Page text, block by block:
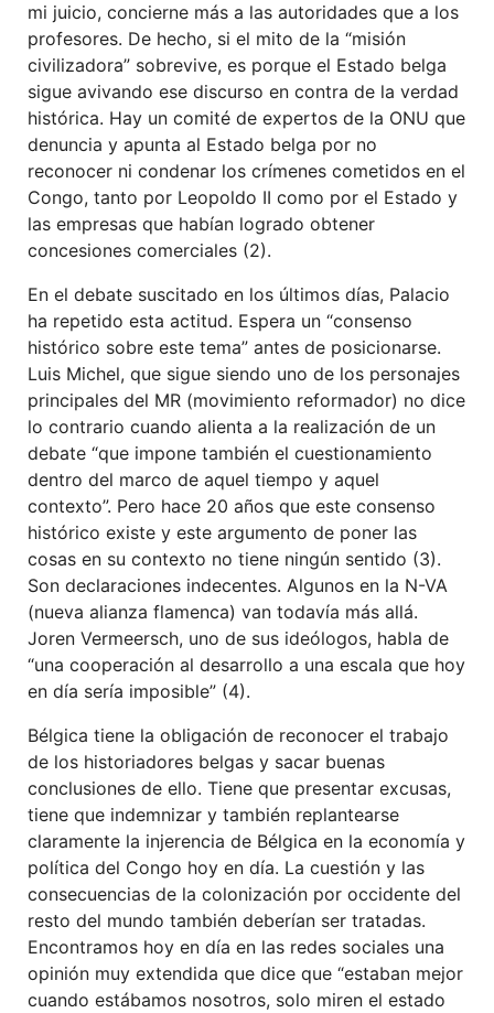
mi juicio, concierne más a las autoridades que a los
profesores. De hecho, si el mito de la “misión
civilizadora” sobrevive, es porque el Estado belga
sigue avivando ese discurso en contra de la verdad
histórica. Hay un comité de expertos de la ONU que
denuncia y apunta al Estado belga por no
reconocer ni condenar los crímenes cometidos en el
Congo, tanto por Leopoldo II como por el Estado y
las empresas que habían logrado obtener
concesiones comerciales (2).
En el debate suscitado en los últimos días, Palacio
ha repetido esta actitud. Espera un “consenso
histórico sobre este tema” antes de posicionarse.
Luis Michel, que sigue siendo uno de los personajes
principales del MR (movimiento reformador) no dice
lo contrario cuando alienta a la realización de un
debate “que impone también el cuestionamiento
dentro del marco de aquel tiempo y aquel
contexto”. Pero hace 20 años que este consenso
histórico existe y este argumento de poner las
cosas en su contexto no tiene ningún sentido (3).
Son declaraciones indecentes. Algunos en la N-VA
(nueva alianza flamenca) van todavía más allá.
Joren Vermeersch, uno de sus ideólogos, habla de
“una cooperación al desarrollo a una escala que hoy
en día sería imposible” (4).
Bélgica tiene la obligación de reconocer el trabajo
de los historiadores belgas y sacar buenas
conclusiones de ello. Tiene que presentar excusas,
tiene que indemnizar y también replantearse
claramente la injerencia de Bélgica en la economía y
política del Congo hoy en día. La cuestión y las
consecuencias de la colonización por occidente del
resto del mundo también deberían ser tratadas.
Encontramos hoy en día en las redes sociales una
opinión muy extendida que dice que “estaban mejor
cuando estábamos nosotros, solo miren el estado